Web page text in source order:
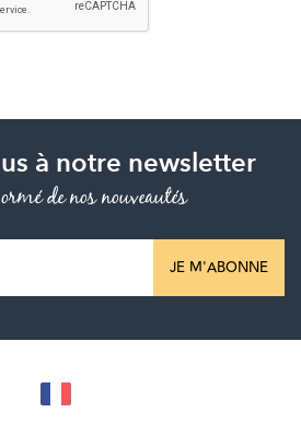
à notre newsletter
de nos nouveautés
JE M'ABONNE